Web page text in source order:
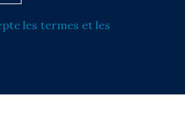
les termes et les